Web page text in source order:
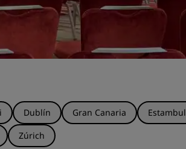
Dublín Gran Canaria Estambul
Zúrich